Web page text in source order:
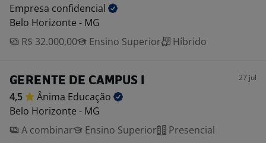
Empresa confidencial
Belo Horizonte - MG
R$ 32.000,00
Ensino Superior Híbrido
GERENTE DE CAMPUS I 27 jul
4,5 Ânima Educação
Belo Horizonte - MG
A combinar
Ensino Superior Presencial